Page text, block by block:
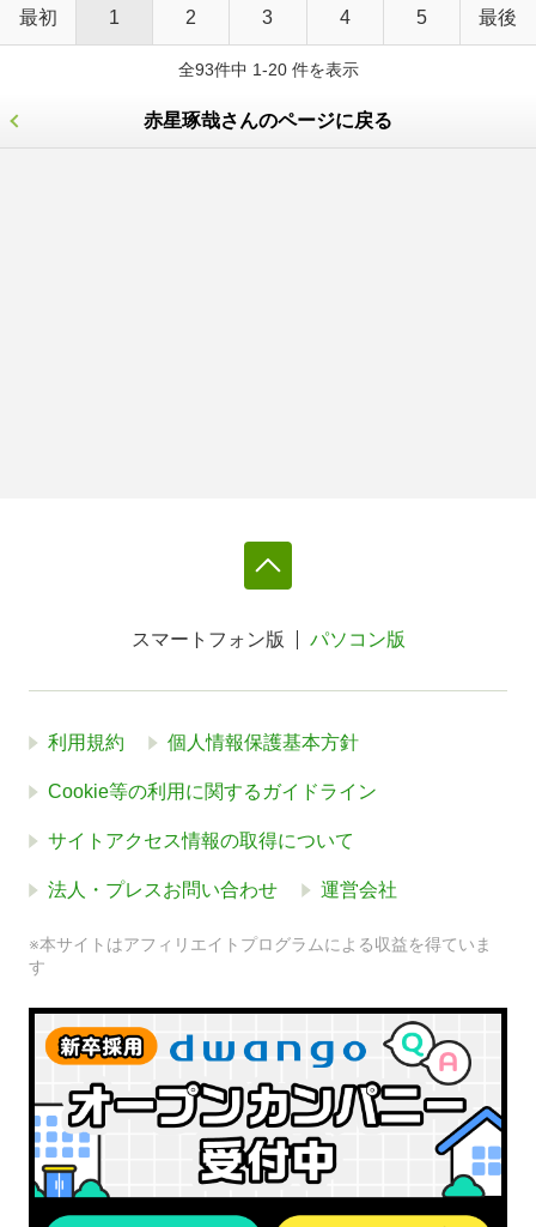
最初 1 2 3 4 5 最後
全93件中 1-20 件を表示
赤星琢哉さんのページに戻る
スマートフォン版 パソコン版
利用規約 個人情報保護基本方針
Cookie等の利用に関するガイドライン
サイトアクセス情報の取得について
法人・プレスお問い合わせ 運営会社
※本サイトはアフィリエイトプログラムによる収益を得ていま
す